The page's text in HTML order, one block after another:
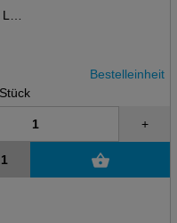
L
1/typB
Bestelleinheit
+